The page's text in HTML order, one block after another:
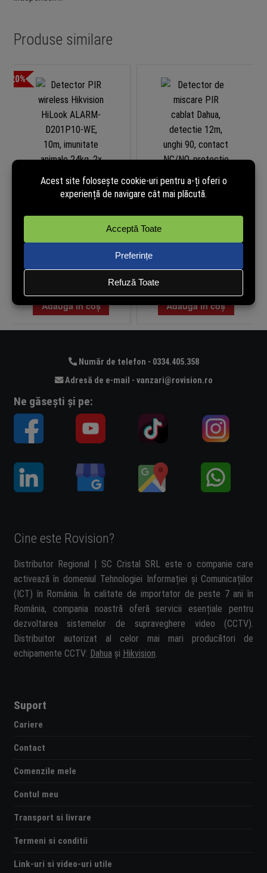
Produse similare
-20%
HiLook ALARM-D201P10-WE,
10m, imunitate animale 24kg,
2x baterie AA
(cu TVA)
Adaugă în coș
Dahua, detectie 12m, unghi 90,
contact NC/NO, protectie
tamper, ARD1233
(cu TVA)
Adaugă în coș
Număr de telefon - 0334.405.358
Adresă de e-mail - vanzari@rovision.ro
Ne găsești și pe:
Cine este Rovision?
Distributor Regional | SC Cristal SRL este o companie care
activează în domeniul Tehnologiei Informației și Comunicațiilor
(ICT) în România. În calitate de importator de peste 7 ani în
România, compania noastră oferă servicii esențiale pentru
dezvoltarea sistemelor de supraveghere video (CCTV).
Distribuitor autorizat al celor mai mari producători de
echipamente CCTV: Dahua și Hikvision.
Suport
Cariere
Contact
Comenzile mele
Contul meu
Transport si livrare
Termeni si conditii
Link-uri si video-uri utile